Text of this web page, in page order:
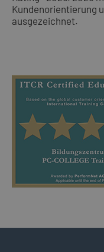
Kundenorientierung
ausgezeichnet.